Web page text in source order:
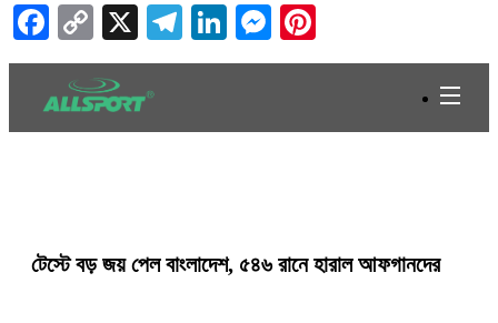
Facebook
Copy
Link
X Telegram
LinkedIn
Messenger
টেস্টে বড় জয় পেল বাংলাদেশ, ৫৪৬ রানে হারাল আফগানদের